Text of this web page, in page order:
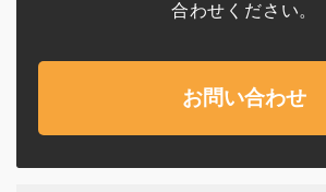
合わせください。
お問い合わせ